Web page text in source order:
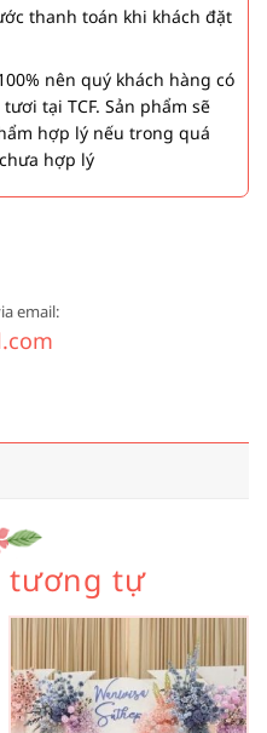
thanh toán khi khách đặt
nên quý khách hàng có
tại TCF. Sản phẩm sẽ
hợp lý nếu trong quá
hợp lý
email:
tương tự